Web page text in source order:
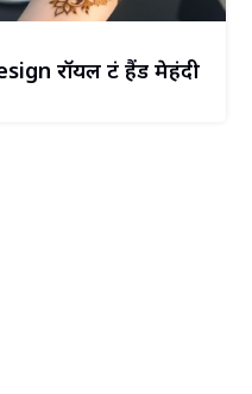
रॉयल फ्रंट हैंड मेहंदी